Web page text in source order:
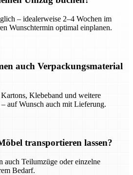
– idealerweise 2–4 Wochen im
Wunschtermin optimal einplanen.
auch Verpackungsmaterial
Klebeband und weitere
auf Wunsch auch mit Lieferung.
transportieren lassen?
auch Teilumzüge oder einzelne
Bedarf.